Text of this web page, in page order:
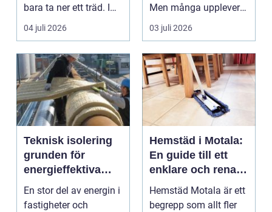
bara ta ner ett träd. I
e...
04 juli 2026
Men många upplever
att tiden, o...
03 juli 2026
Teknisk isolering
grunden för
energieffektiva
och säkra
byggnader
En stor del av energin i
fastigheter och
Hemstäd i Motala:
En guide till ett
enklare och renare
vardagsliv
Hemstäd Motala är ett
begrepp som allt fler